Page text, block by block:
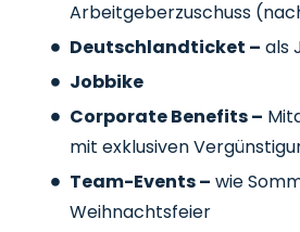
Arbeitgeberzuschuss
Deutschlandticket – als
Jobbike
Corporate Benefits –
mit exklusiven
Team-Events – wie
Weihnachtsfeier